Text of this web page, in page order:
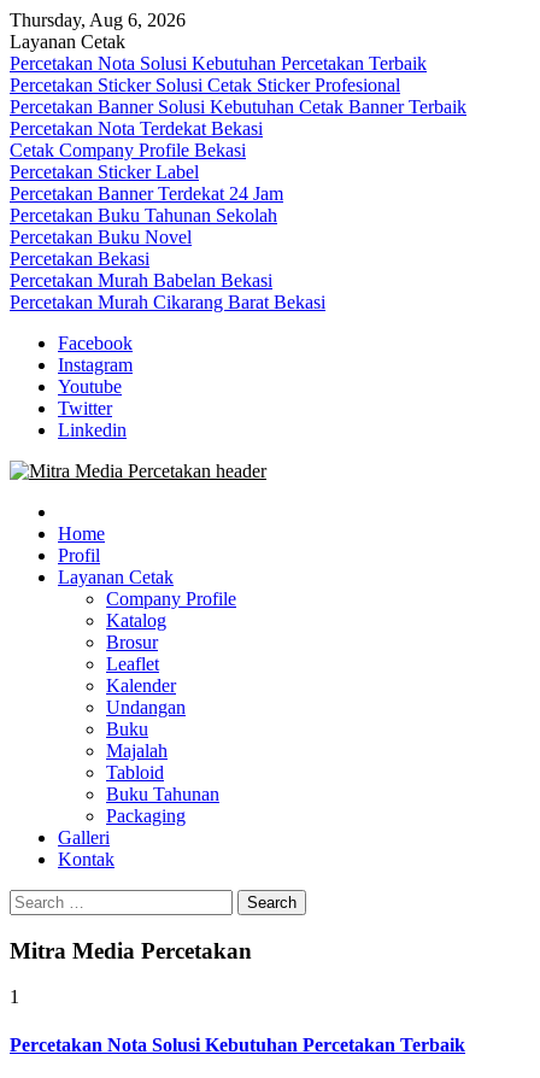
Skip
to
content
Thursday, Aug 6, 2026
Layanan Cetak
Percetakan Nota Solusi Kebutuhan Percetakan Terbaik
Percetakan Sticker Solusi Cetak Sticker Profesional
Percetakan Banner Solusi Kebutuhan Cetak Banner Terbaik
Percetakan Nota Terdekat Bekasi
Cetak Company Profile Bekasi
Percetakan Sticker Label
Percetakan Banner Terdekat 24 Jam
Percetakan Buku Tahunan Sekolah
Percetakan Buku Novel
Percetakan Bekasi
Percetakan Murah Babelan Bekasi
Percetakan Murah Cikarang Barat Bekasi
Facebook
Instagram
Youtube
Twitter
Linkedin
Mitra Media Percetakan Bekasi
0813-1670-6191
0813-1670-6191 (Call/WA) Perusahaan Tempat Alamat Jasa Pusat
Percetakan Bekasi Barat Timur Utara Selatan Murah 24 Jam
Home
Profil
Layanan Cetak
Company Profile
Katalog
Brosur
Leaflet
Kalender
Undangan
Buku
Majalah
Tabloid
Buku Tahunan
Packaging
Galleri
Kontak
Search
for:
Mitra Media Percetakan
1
Percetakan Nota Solusi Kebutuhan Percetakan Terbaik